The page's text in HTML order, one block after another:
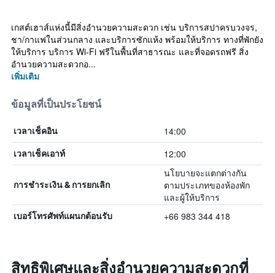
เกสต์เฮาส์แห่งนี้มีสิ่งอำนวยความสะดวก เช่น บริการสปาครบวงจร,
ชา/กาแฟในส่วนกลาง และบริการซักแห้ง พร้อมให้บริการ ทางที่พักยัง
ให้บริการ บริการ Wi-Fi ฟรีในพื้นที่สาธารณะ และที่จอดรถฟรี สิ่ง
อำนวยความสะดวกอ...
เพิ่มเติม
ข้อมูลที่เป็นประโยชน์
เวลาเช็คอิน 14:00
เวลาเช็คเอาท์ 12:00
การชำระเงิน & การยกเลิก
นโยบายจะแตกต่างกัน
ตามประเภทของห้องพัก
และผู้ให้บริการ
เบอร์โทรศัพท์แผนกต้อนรับ +66 983 344 418
สิทธิพิเศษและสิ่งอำนวยความสะดวกที่